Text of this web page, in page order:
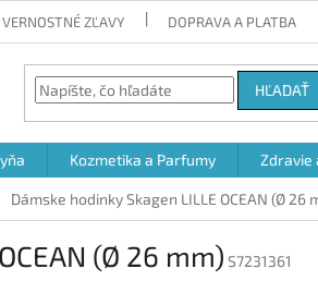
VERNOSTNÉ ZĽAVY DOPRAVA A PLATBA
HĽADAŤ
Kozmetika a Parfumy Zdravie
Dámske hodinky Skagen LILLE OCEAN (Ø 26
(Ø 26 mm) S7231361